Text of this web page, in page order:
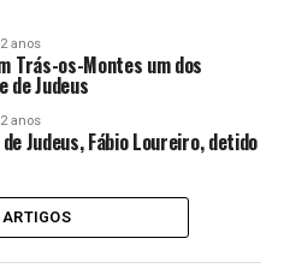
anos
Trás-os-Montes um dos
de Judeus
anos
de Judeus, Fábio Loureiro, detido